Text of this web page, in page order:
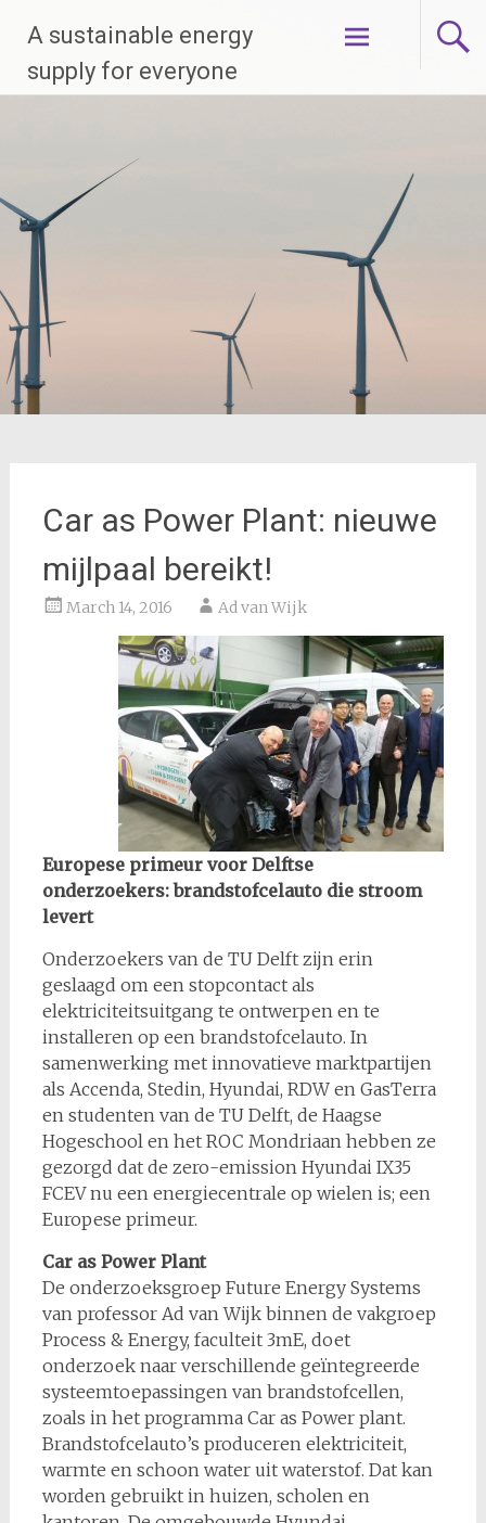
content
A sustainable energy
supply for everyone
Car as Power Plant: nieuwe
mijlpaal bereikt!
March 14, 2016 Ad van Wijk
Europese primeur voor Delftse
onderzoekers: brandstofcelauto die stroom
levert
Onderzoekers van de TU Delft zijn erin
geslaagd om een stopcontact als
elektriciteitsuitgang te ontwerpen en te
installeren op een brandstofcelauto. In
samenwerking met innovatieve marktpartijen
als Accenda, Stedin, Hyundai, RDW en GasTerra
en studenten van de TU Delft, de Haagse
Hogeschool en het ROC Mondriaan hebben ze
gezorgd dat de zero-emission Hyundai IX35
FCEV nu een energiecentrale op wielen is; een
Europese primeur.
Car as Power Plant
De onderzoeksgroep Future Energy Systems
van professor Ad van Wijk binnen de vakgroep
Process & Energy, faculteit 3mE, doet
onderzoek naar verschillende geïntegreerde
systeemtoepassingen van brandstofcellen,
zoals in het programma Car as Power plant.
Brandstofcelauto’s produceren elektriciteit,
warmte en schoon water uit waterstof. Dat kan
worden gebruikt in huizen, scholen en